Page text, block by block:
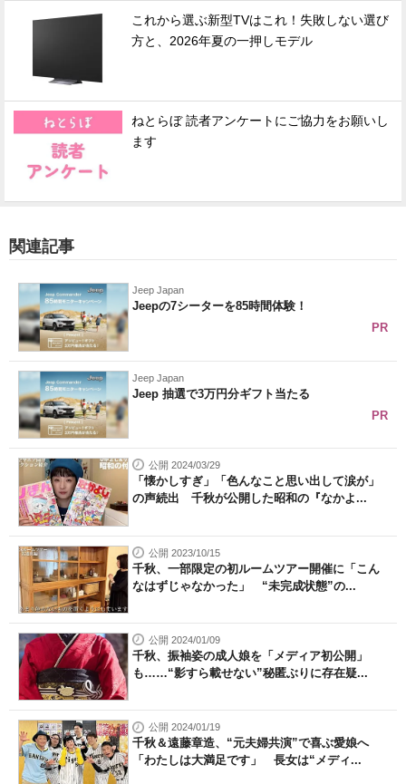
これから選ぶ新型TVはこれ！失敗しない選び
方と、2026年夏の一押しモデル
ねとらぼ 読者アンケートにご協力をお願いし
ます
関連記事
Jeep Japan
Jeepの7シーターを85時間体験！
PR
Jeep Japan
Jeep 抽選で3万円分ギフト当たる
PR
公開 2024/03/29
「懐かしすぎ」「色んなこと思い出して涙が」
の声続出 千秋が公開した昭和の『なかよ...
公開 2023/10/15
千秋、一部限定の初ルームツアー開催に「こん
なはずじゃなかった」 “未完成状態”の...
公開 2024/01/09
千秋、振袖姿の成人娘を「メディア初公開」
も……“影すら載せない”秘匿ぶりに存在疑...
公開 2024/01/19
千秋＆遠藤章造、“元夫婦共演”で喜ぶ愛娘へ
「わたしは大満足です」 長女は“メディ...